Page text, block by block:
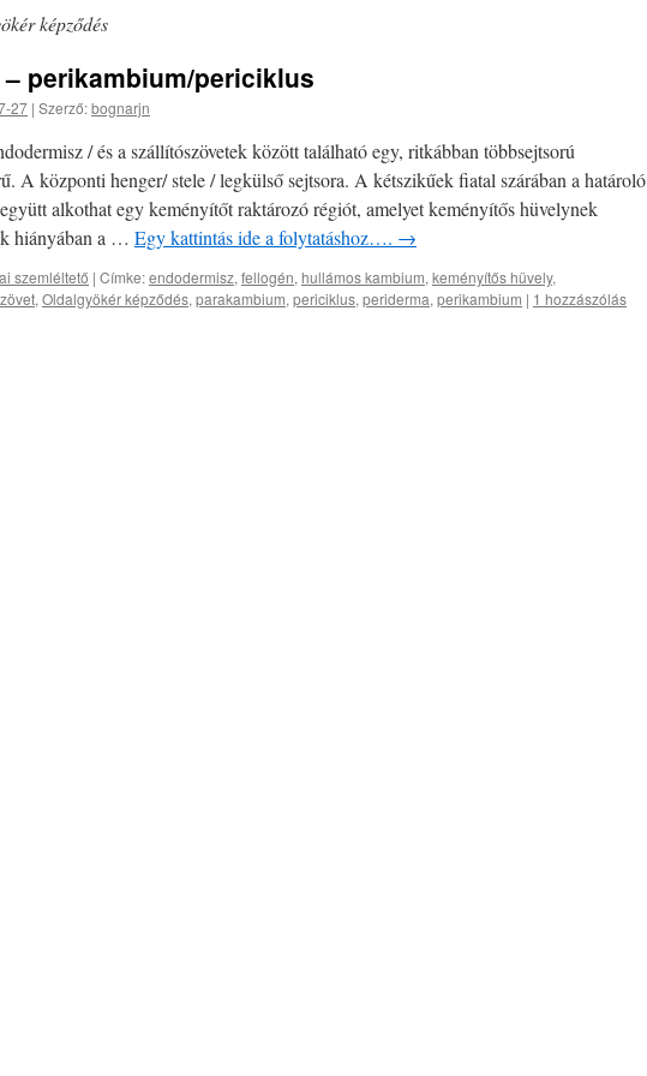
képződés
– perikambium/periciklus
27 | Szerző:bognarjn
/ és a szállítószövetek között található egy, ritkábban többsejtsorú
A központi henger/ stele / legkülső sejtsora. A kétszikűek fiatal szárában a határoló
alkothat egy keményítőt raktározó régiót, amelyet keményítős hüvelynek
hiányában a … Egy kattintás ide a folytatáshoz…. →
szemléltető | Címke:endodermisz, fellogén, hullámos kambium, keményítős hüvely,
, Oldalgyökér képződés, parakambium, periciklus, periderma, perikambium | 1 hozzászólás